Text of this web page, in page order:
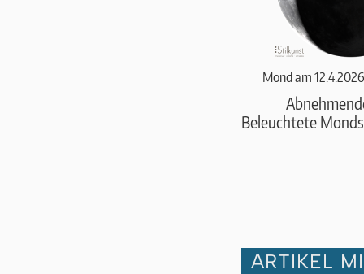
Mond am
Beleuchtete
ARTIKEL